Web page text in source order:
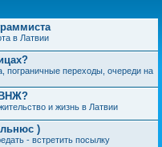
в Латвии
пограничные переходы, очереди на
ВНЖ?
и жизнь в Латвии
)
- встретить посылку